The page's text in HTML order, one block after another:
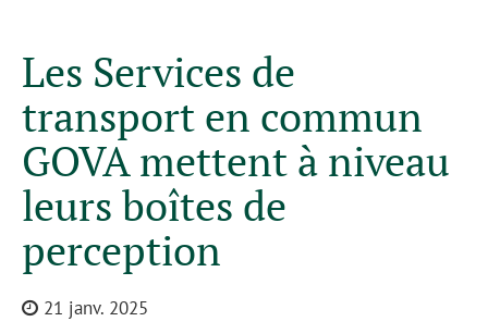
Les Services de
transport en commun
GOVA mettent à niveau
leurs boîtes de
perception
21 janv. 2025